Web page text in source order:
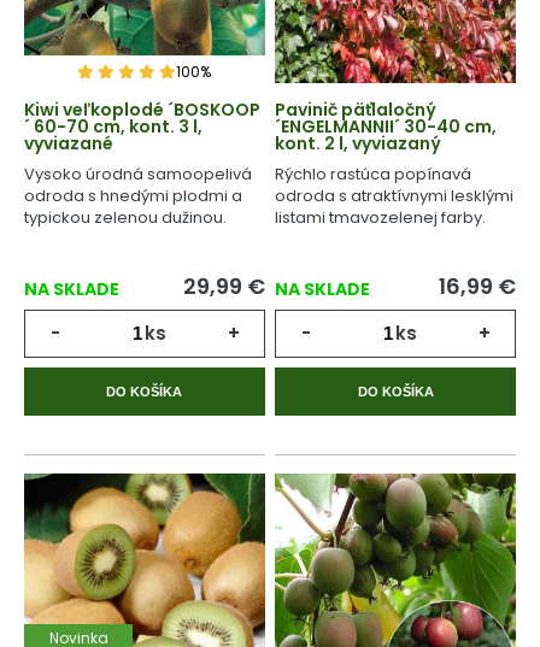
100%
Kiwi veľkoplodé ´BOSKOOP
´ 60-70 cm, kont. 3 l,
vyviazané
Vysoko úrodná samoopelivá
odroda s hnedými plodmi a
typickou zelenou dužinou.
NA SKLADE 29,99 €
- ks +
DO KOŠÍKA
Pavinič päťlaločný
´ENGELMANNII´ 30-40 cm,
kont. 2 l, vyviazaný
Rýchlo rastúca popínavá
odroda s atraktívnymi lesklými
listami tmavozelenej farby.
NA SKLADE 16,99 €
- ks +
DO KOŠÍKA
Novinka